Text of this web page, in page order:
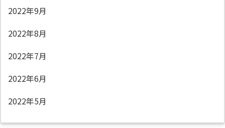
2022年9月
2022年8月
2022年7月
2022年6月
2022年5月